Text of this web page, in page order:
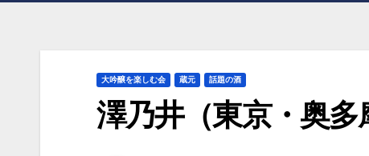
大吟醸を楽しむ会 蔵元 話題の酒
澤乃井（東京・奥